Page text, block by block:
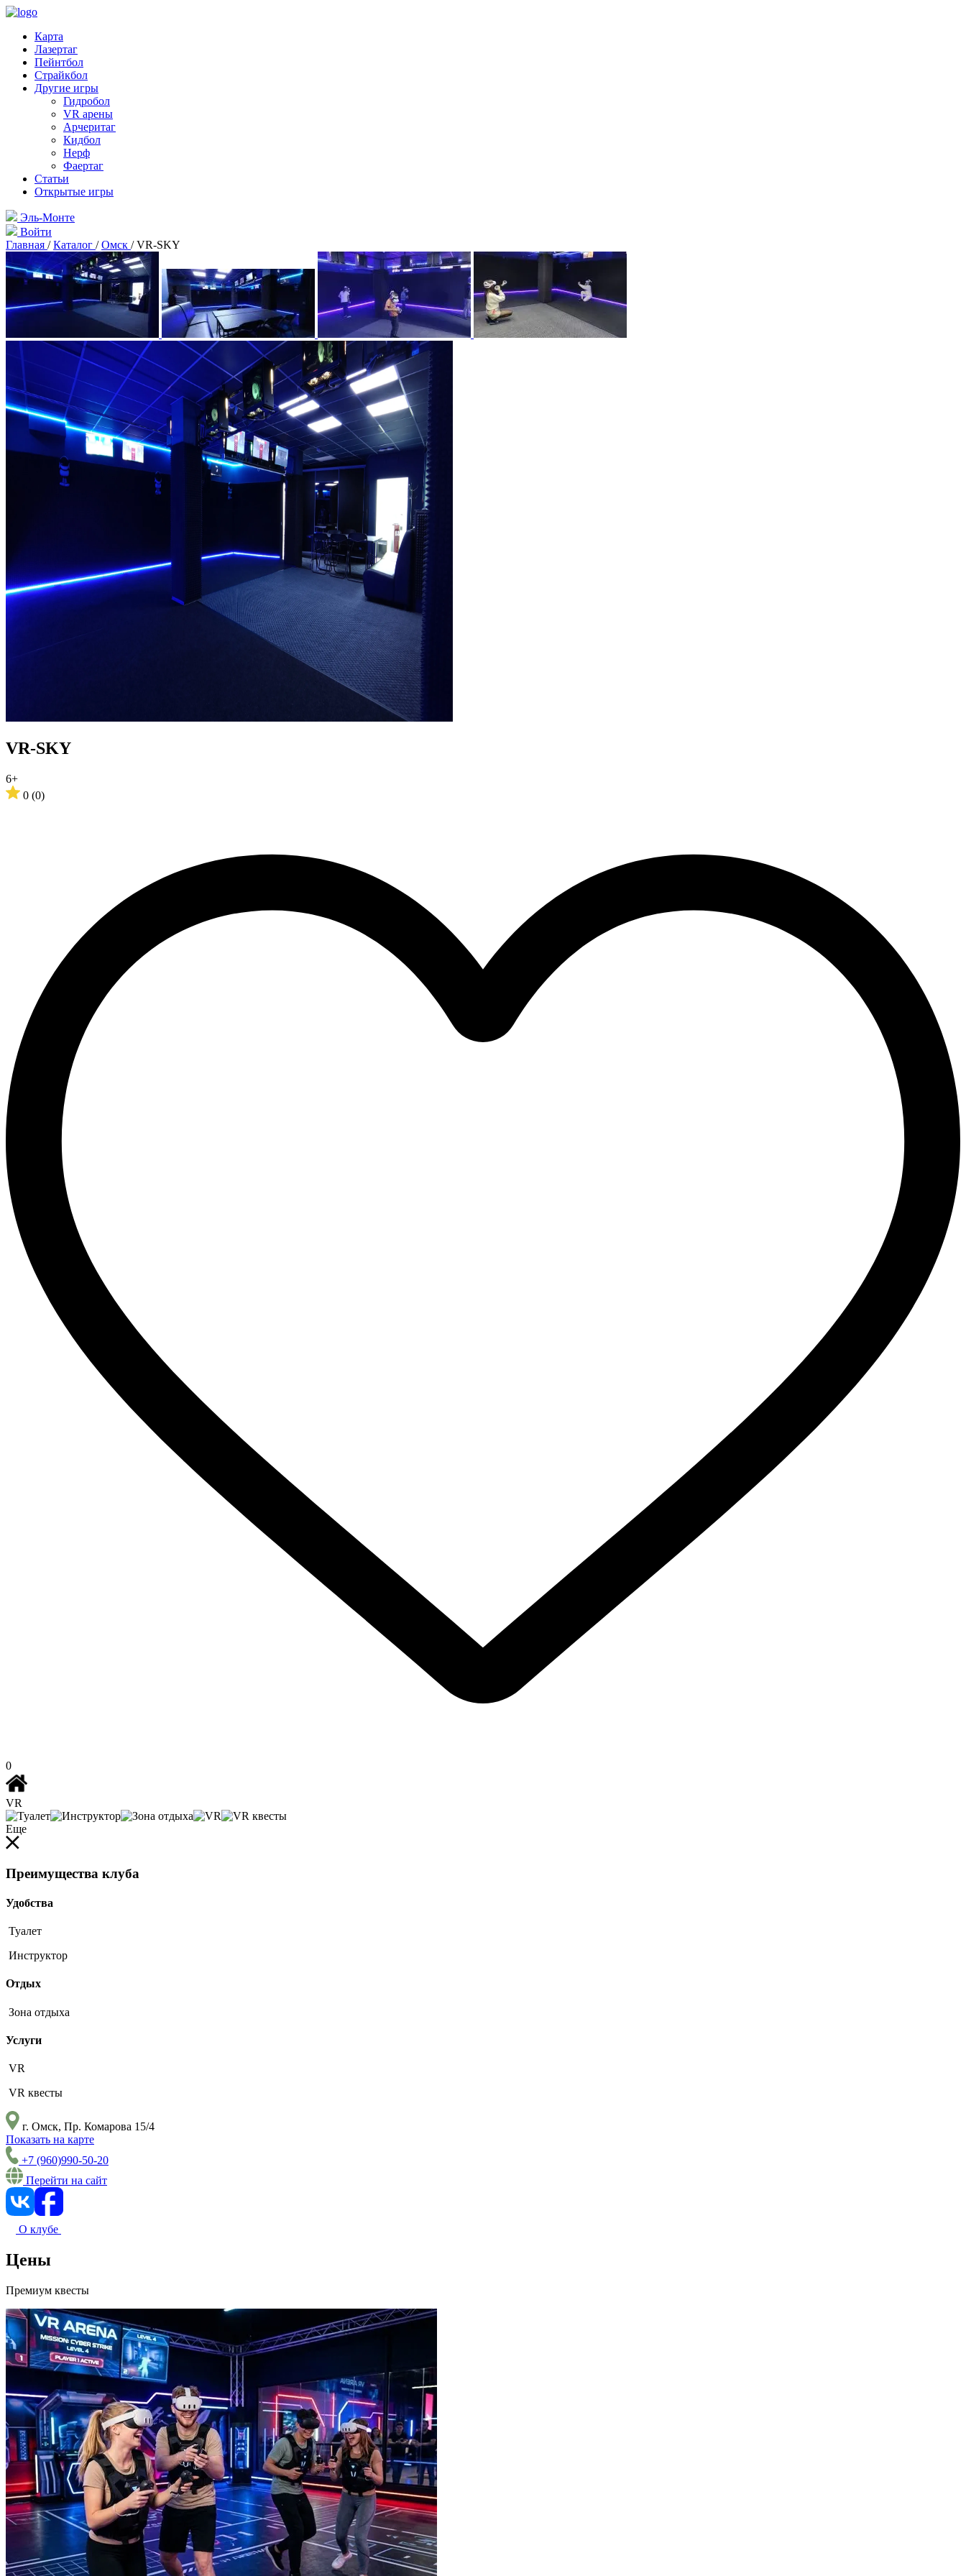
Карта
Лазертаг
Пейнтбол
Страйкбол
Другие игры
Гидробол
VR арены
Арчеритаг
Кидбол
Нерф
Фаертаг
Статьи
Открытые игры
Эль-Монте
Войти
Главная /Каталог /Омск /VR-SKY
VR-SKY
6+
0 (0)
0
VR
Еще
Преимущества клуба
Удобства
Туалет
Инструктор
Отдых
Зона отдыха
Услуги
VR
VR квесты
г. Омск, Пр. Комарова 15/4
Показать на карте
+7 (960)990-50-20
Перейти на сайт
О клубе
Цены
Премиум квесты